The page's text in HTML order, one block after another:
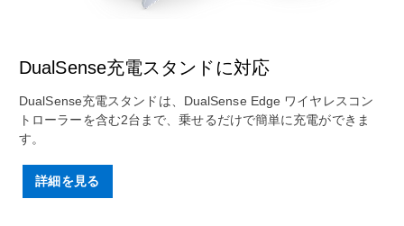
DualSense充電スタンドに対応
DualSense充電スタンドは、DualSense Edge ワイヤレスコン
トローラーを含む2台まで、乗せるだけで簡単に充電ができま
す。
詳細を見る